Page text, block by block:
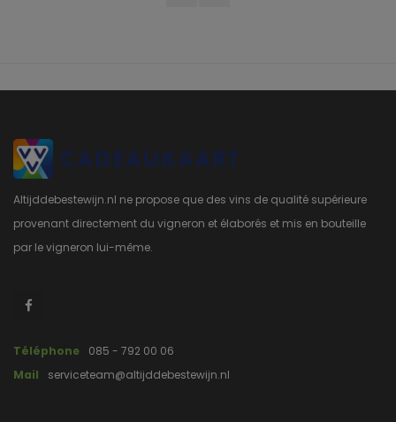
Altijddebestewijn.nl ne propose que des vins de qualité supérieure
provenant directement du vigneron et élaborés et mis en bouteille
par le vigneron lui-même.
Téléphone
085 - 792 00 06
Mail
serviceteam@altijddebestewijn.nl